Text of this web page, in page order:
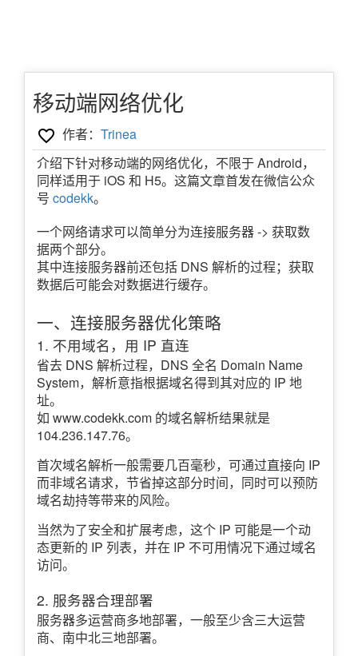
移动端网络优化
作者： Trinea
介绍下针对移动端的网络优化，不限于 Android，
同样适用于 iOS 和 H5。这篇文章首发在微信公众
号 codekk。
一个网络请求可以简单分为连接服务器 -> 获取数
据两个部分。
其中连接服务器前还包括 DNS 解析的过程；获取
数据后可能会对数据进行缓存。
一、连接服务器优化策略
1. 不用域名，用 IP 直连
省去 DNS 解析过程，DNS 全名 Domain Name
System，解析意指根据域名得到其对应的 IP 地
址。
如 www.codekk.com 的域名解析结果就是
104.236.147.76。
首次域名解析一般需要几百毫秒，可通过直接向 IP
而非域名请求，节省掉这部分时间，同时可以预防
域名劫持等带来的风险。
当然为了安全和扩展考虑，这个 IP 可能是一个动
态更新的 IP 列表，并在 IP 不可用情况下通过域名
访问。
2. 服务器合理部署
服务器多运营商多地部署，一般至少含三大运营
商、南中北三地部署。